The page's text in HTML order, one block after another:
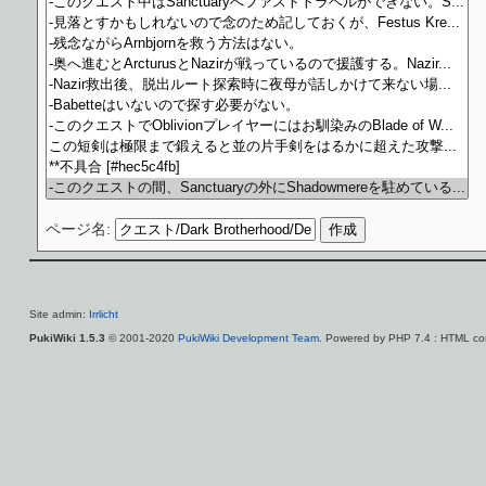
ページ名:
Site admin: Irrlicht
PukiWiki 1.5.3 © 2001-2020 PukiWiki Development Team. Powered by PHP 7.4 : HTML